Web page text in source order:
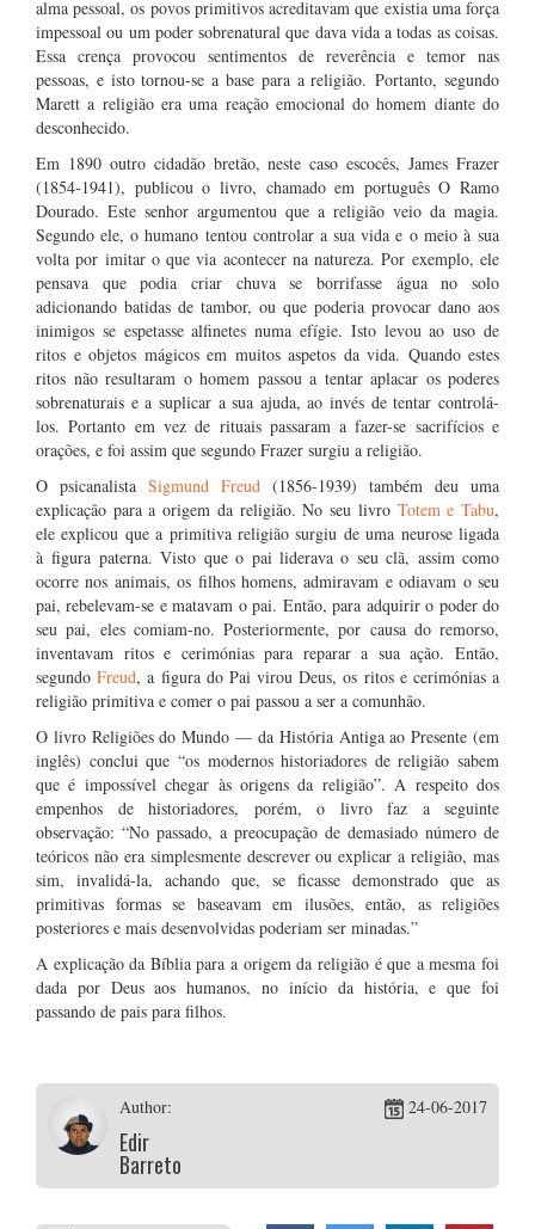
alma pessoal, os povos primitivos acreditavam que existia uma força
impessoal ou um poder sobrenatural que dava vida a todas as coisas.
Essa crença provocou sentimentos de reverência e temor nas
pessoas, e isto tornou-se a base para a religião. Portanto, segundo
Marett a religião era uma reação emocional do homem diante do
desconhecido.
Em 1890 outro cidadão bretão, neste caso escocês, James Frazer
(1854-1941), publicou o livro, chamado em português O Ramo
Dourado. Este senhor argumentou que a religião veio da magia.
Segundo ele, o humano tentou controlar a sua vida e o meio à sua
volta por imitar o que via acontecer na natureza. Por exemplo, ele
pensava que podia criar chuva se borrifasse água no solo
adicionando batidas de tambor, ou que poderia provocar dano aos
inimigos se espetasse alfinetes numa efígie. Isto levou ao uso de
ritos e objetos mágicos em muitos aspetos da vida. Quando estes
ritos não resultaram o homem passou a tentar aplacar os poderes
sobrenaturais e a suplicar a sua ajuda, ao invés de tentar controlá-
los. Portanto em vez de rituais passaram a fazer-se sacrifícios e
orações, e foi assim que segundo Frazer surgiu a religião.
O psicanalista Sigmund Freud (1856-1939) também deu uma
explicação para a origem da religião. No seu livro Totem e Tabu,
ele explicou que a primitiva religião surgiu de uma neurose ligada
à figura paterna. Visto que o pai liderava o seu clã, assim como
ocorre nos animais, os filhos homens, admiravam e odiavam o seu
pai, rebelevam-se e matavam o pai. Então, para adquirir o poder do
seu pai, eles comiam-no. Posteriormente, por causa do remorso,
inventavam ritos e cerimónias para reparar a sua ação. Então,
segundoFreud, a figura do Pai virou Deus, os ritos e cerimónias a
religião primitiva e comer o pai passou a ser a comunhão.
O livro Religiões do Mundo — da História Antiga ao Presente (em
inglês) conclui que “os modernos historiadores de religião sabem
que é impossível chegar às origens da religião”. A respeito dos
empenhos de historiadores, porém, o livro faz a seguinte
observação: “No passado, a preocupação de demasiado número de
teóricos não era simplesmente descrever ou explicar a religião, mas
sim, invalidá-la, achando que, se ficasse demonstrado que as
primitivas formas se baseavam em ilusões, então, as religiões
posteriores e mais desenvolvidas poderiam ser minadas.”
A explicação da Bíblia para a origem da religião é que a mesma foi
dada por Deus aos humanos, no início da história, e que foi
passando de pais para filhos.
Author:
Edir
Barreto
24-06-2017